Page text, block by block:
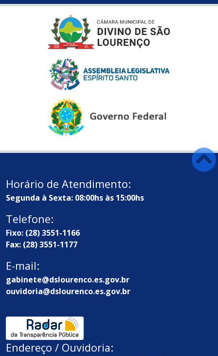
Horário de Atendimento:
Segunda à Sexta: 08:00hs às 15:00hs
Telefone:
Fixo: (28) 3551-1166
Fax: (28) 3551-1177
E-mail:
gabinete@dslourenco.es.gov.br
ouvidoria@dslourenco.es.gov.br
Endereço / Ouvidoria: